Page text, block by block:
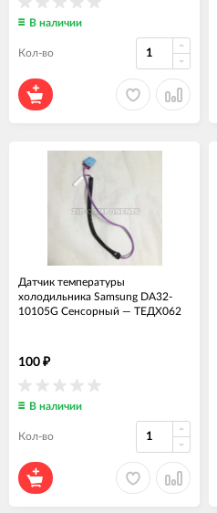
В наличии
Кол-во
Датчик температуры
холодильника Samsung DA32-
10105G Сенсорный — ТЕДХ062
100 ₽
В наличии
Кол-во